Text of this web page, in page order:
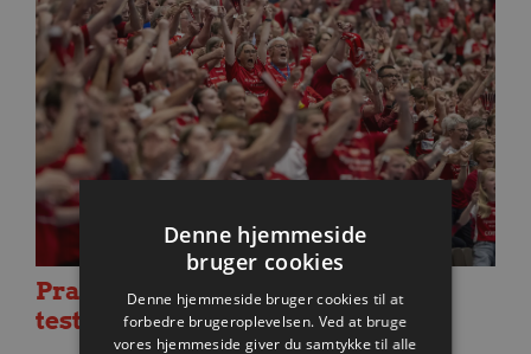
Praktisk information til dagens
testkamp mod Füchse Berlin
Denne hjemmeside
bruger cookies
Denne hjemmeside bruger cookies til at
forbedre brugeroplevelsen. Ved at bruge
vores hjemmeside giver du samtykke til alle